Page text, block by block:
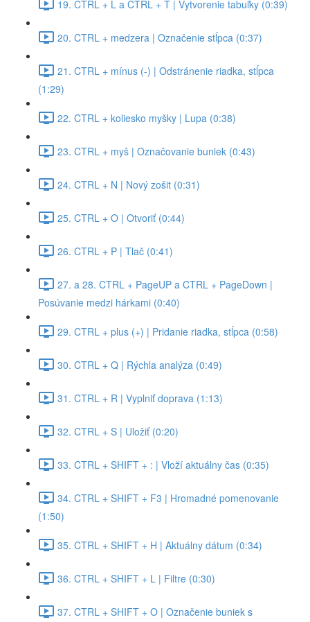
19. CTRL + L a CTRL + T | Vytvorenie tabuľky (0:39)
20. CTRL + medzera | Označenie stĺpca (0:37)
21. CTRL + mínus (-) | Odstránenie riadka, stĺpca
(1:29)
22. CTRL + koliesko myšky | Lupa (0:38)
23. CTRL + myš | Označovanie buniek (0:43)
24. CTRL + N | Nový zošit (0:31)
25. CTRL + O | Otvoriť (0:44)
26. CTRL + P | Tlač (0:41)
27. a 28. CTRL + PageUP a CTRL + PageDown |
Posúvanie medzi hárkami (0:40)
29. CTRL + plus (+) | Pridanie riadka, stĺpca (0:58)
30. CTRL + Q | Rýchla analýza (0:49)
31. CTRL + R | Vyplniť doprava (1:13)
32. CTRL + S | Uložiť (0:20)
33. CTRL + SHIFT + : | Vloží aktuálny čas (0:35)
34. CTRL + SHIFT + F3 | Hromadné pomenovanie
(1:50)
35. CTRL + SHIFT + H | Aktuálny dátum (0:34)
36. CTRL + SHIFT + L | Filtre (0:30)
37. CTRL + SHIFT + O | Označenie buniek s